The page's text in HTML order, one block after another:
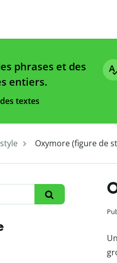
phrases et des
entiers.
textes
Oxymore (figure de
Un